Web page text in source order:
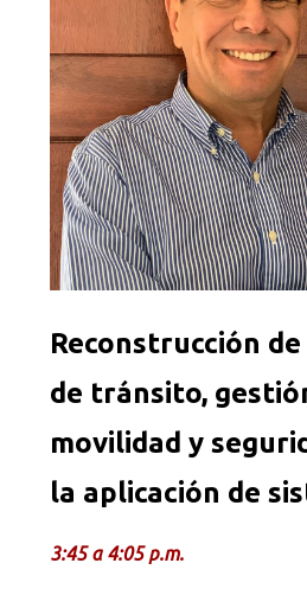
Reconstrucción
de tránsito,
movilidad y
la aplicación de
3:45 a 4:05 p.m.